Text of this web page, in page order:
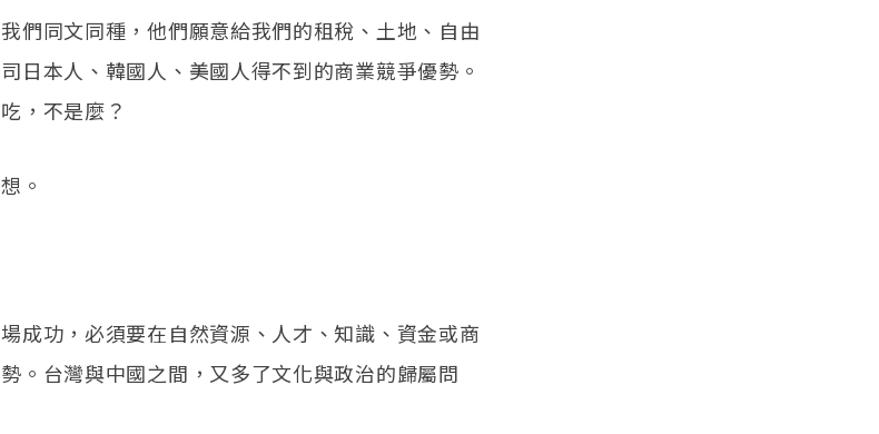
們同文同種，他們願意給我們的租稅、土地、自由
日本人、韓國人、美國人得不到的商業競爭優勢。
，不是麼？
。
成功，必須要在自然資源、人才、知識、資金或商
。台灣與中國之間，又多了文化與政治的歸屬問